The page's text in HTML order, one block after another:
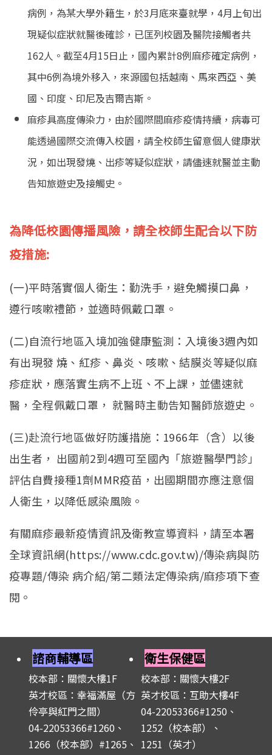
病例，為某大學外籍生，於3月底來臺就學，4月上旬出
現疑似症狀就醫後確診，已匡列校園及醫院接觸者共
162人。截至4月15日止，國內累計8例麻疹確定病例，
其中6例為境外移入，來源國包括越南、馬來西亞、美
國、印度、印尼及吉爾吉斯。
麻疹具高度傳染力，由於國際間麻疹疫情持續，病毒可
能透過國際交流傳入校園，請全校師生留意個人健康狀
況，如出現發燒、出疹等疑似症狀，請儘速就醫並主動
告知旅遊史及接觸史。
為降低校園傳播風險，請全校師生配合以下防
疫措施:
(一)平時落實個人衛生：勤洗手，避免觸摸口鼻，
遵行咳嗽禮節，並適時佩戴口罩。
(二)自流行地區入境加強健康監測：入境後3週內如
有出現發 燒、紅疹、鼻炎、咳嗽、結膜炎等疑似麻
疹症狀，應落實生病不上班、不上課，並儘速就
醫，全程佩戴口罩， 就醫時主動告知醫師旅遊史。
(三)赴流行地區做好防護措施：1966年（含）以後
出生者， 出國前2到4週可至國內「旅遊醫學門診」
評估自費接種1劑MMR疫苗，出國期間亦應注意個
人衛生，以降低感染風險。
有關麻疹最新疫情資訊及衛教宣導資料，請至本署
全球資訊網(https://www.cdc.gov.tw)/傳染病與防
疫專題/傳染 病介紹/第二類法定傳染病/麻疹項下查
閱。
諮商輔導區
校本部：關懷大樓1F
英才校區：幸福滿屋（方
伶亭與紅門之間）
04-22053366#1260、
1266（校本部）#1265、
衛生保健區
校本部：關懷大樓2F
英才校區：互助大樓4F
04-22053366#1250、
1252（校本部）、
1251（英才）